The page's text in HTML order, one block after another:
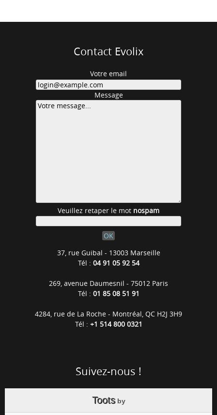
Contact Evolix
Votre email
Message
Veuillez retaper le mot nospam
37, rue Guibal - 13003 Marseille
Tél : 04 91 05 92 54
269, avenue Daumesnil - 75012 Paris
Tél : 01 85 08 51 91
4284, rue de La Roche - Montréal, QC H2J 3H9
Tél : +1 514 800 0321
Suivez-nous !
Tootsby